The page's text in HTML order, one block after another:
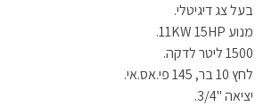
בעל צג דיגיטלי.
מנוע 11KW 15HP.
1500 ליטר לדקה.
לחץ 10 בר, 145 פי.אס.אי.
יציאה "3/4.